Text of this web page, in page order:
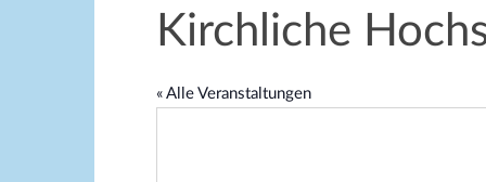
Kirchliche
« Alle Veranstaltungen